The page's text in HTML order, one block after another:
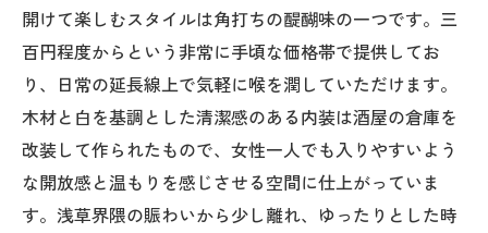
開けて楽しむスタイルは角打ちの醍醐味の一つです。三
百円程度からという非常に手頃な価格帯で提供してお
り、日常の延長線上で気軽に喉を潤していただけます。
木材と白を基調とした清潔感のある内装は酒屋の倉庫を
改装して作られたもので、女性一人でも入りやすいよう
な開放感と温もりを感じさせる空間に仕上がっていま
す。浅草界隈の賑わいから少し離れ、ゆったりとした時